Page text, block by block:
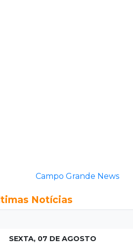
Campo Grande News
Notícias
SEXTA, 07 DE AGOSTO